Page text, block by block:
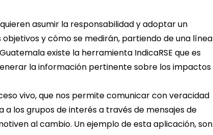
asumir la responsabilidad y adoptar un
y cómo se medirán, partiendo de una línea
existe la herramienta IndicaRSE que es
la información pertinente sobre los impactos
vivo, que nos permite comunicar con veracidad
los grupos de interés a través de mensajes de
al cambio. Un ejemplo de esta aplicación, son